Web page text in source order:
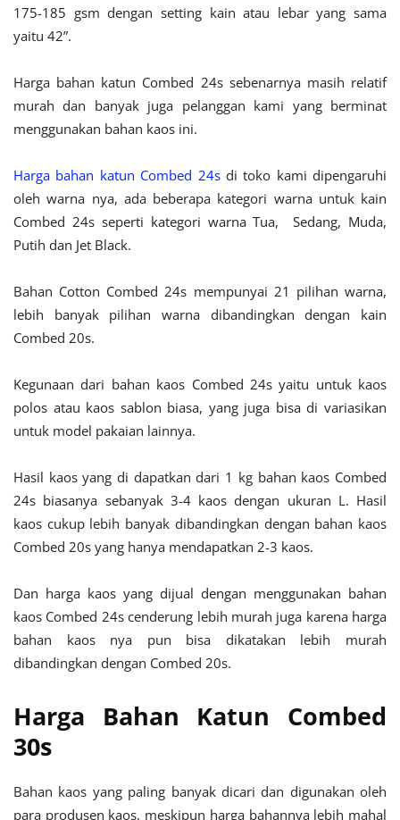
175-185 gsm dengan setting kain atau lebar yang sama
yaitu 42”.
Harga bahan katun Combed 24s sebenarnya masih relatif
murah dan banyak juga pelanggan kami yang berminat
menggunakan bahan kaos ini.
Harga bahan katun Combed 24sdi toko kami dipengaruhi
oleh warna nya, ada beberapa kategori warna untuk kain
Combed 24s seperti kategori warna Tua, Sedang, Muda,
Putih dan Jet Black.
Bahan Cotton Combed 24s mempunyai 21 pilihan warna,
lebih banyak pilihan warna dibandingkan dengan kain
Combed 20s.
Kegunaan dari bahan kaos Combed 24s yaitu untuk kaos
polos atau kaos sablon biasa, yang juga bisa di variasikan
untuk model pakaian lainnya.
Hasil kaos yang di dapatkan dari 1 kg bahan kaos Combed
24s biasanya sebanyak 3-4 kaos dengan ukuran L. Hasil
kaos cukup lebih banyak dibandingkan dengan bahan kaos
Combed 20s yang hanya mendapatkan 2-3 kaos.
Dan harga kaos yang dijual dengan menggunakan bahan
kaos Combed 24s cenderung lebih murah juga karena harga
bahan kaos nya pun bisa dikatakan lebih murah
dibandingkan dengan Combed 20s.
Harga Bahan Katun Combed
30s
Bahan kaos yang paling banyak dicari dan digunakan oleh
para produsen kaos, meskipun harga bahannya lebih mahal